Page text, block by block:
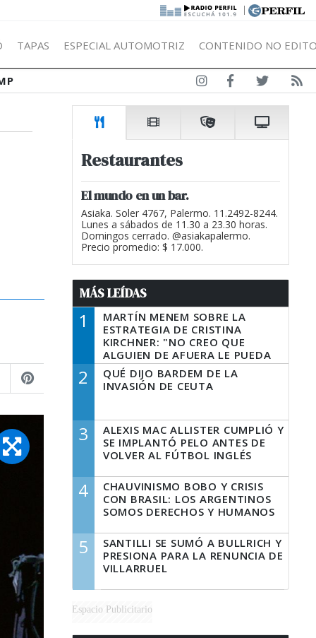
|
TAPAS ESPECIAL AUTOMOTRIZ CONTENIDO NO
Restaurantes
El mundo en un bar.
Asiaka. Soler 4767, Palermo. 11.2492-8244.
Lunes a sábados de 11.30 a 23.30 horas.
Domingos cerrado. @asiakapalermo.
Precio promedio: $ 17.000.
MÁS LEÍDAS
1
MARTÍN MENEM SOBRE LA
ESTRATEGIA DE CRISTINA
KIRCHNER: "NO CREO QUE
ALGUIEN DE AFUERA LE PUEDA
DECIR A LA JUSTICIA LO QUE
TIENE QUE HACER"
2
QUÉ DIJO BARDEM DE LA
INVASIÓN DE CEUTA
3
ALEXIS MAC ALLISTER CUMPLIÓ Y
SE IMPLANTÓ PELO ANTES DE
VOLVER AL FÚTBOL INGLÉS
4
CHAUVINISMO BOBO Y CRISIS
CON BRASIL: LOS ARGENTINOS
SOMOS DERECHOS Y HUMANOS
5
SANTILLI SE SUMÓ A BULLRICH Y
PRESIONA PARA LA RENUNCIA DE
VILLARRUEL
Espacio Publicitario